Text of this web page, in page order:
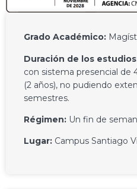
Grado Académico:
Duración de los
con sistema presencial de
(2 años), no pudiendo
semestres.
Régimen: Un fin de
Lugar: Campus Santiago